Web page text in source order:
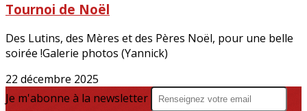
Tournoi de Noël
Des Lutins, des Mères et des Pères Noël, pour une belle
soirée !Galerie photos (Yannick)
22 décembre 2025
Je m'abonne à la newsletter